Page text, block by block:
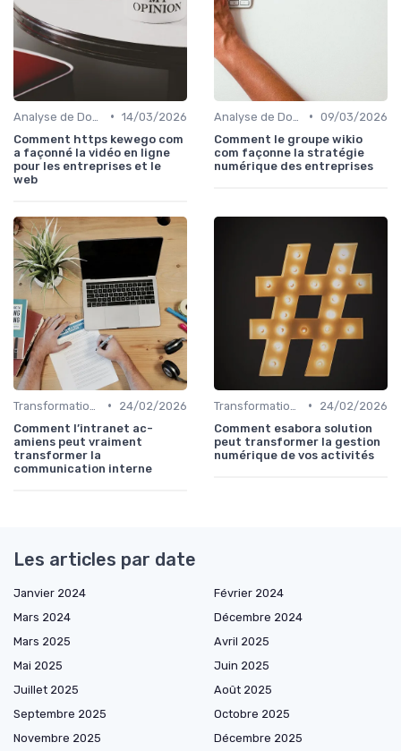
• 14/03/2026
Comment https kewego com
a façonné la vidéo en ligne
pour les entreprises et le
web
• 09/03/2026
Comment le groupe wikio
com façonne la stratégie
numérique des entreprises
•
24/02/2026
Comment l’intranet ac-
amiens peut vraiment
transformer la
communication interne
•
24/02/2026
Comment esabora solution
peut transformer la gestion
numérique de vos activités
Les articles par date
Janvier 2024
Février 2024
Mars 2024
Décembre 2024
Mars 2025
Avril 2025
Mai 2025
Juin 2025
Juillet 2025
Août 2025
Septembre 2025
Octobre 2025
Novembre 2025
Décembre 2025